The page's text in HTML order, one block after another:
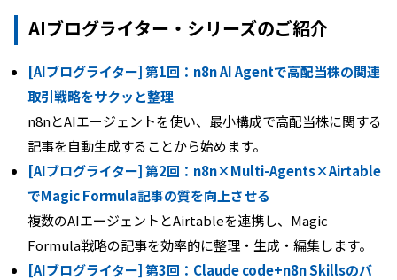
AIブログライター・シリーズのご紹介
[AIブログライター] 第1回：n8n AI Agentで高配当株の関連
取引戦略をサクッと整理
n8nとAIエージェントを使い、最小構成で高配当株に関する
記事を自動生成することから始めます。
[AIブログライター] 第2回：n8n×Multi-Agents×Airtable
でMagic Formula記事の質を向上させる
複数のAIエージェントとAirtableを連携し、Magic
Formula戦略の記事を効率的に整理・生成・編集します。
[AIブログライター] 第3回：Claude code+n8n Skillsのバ